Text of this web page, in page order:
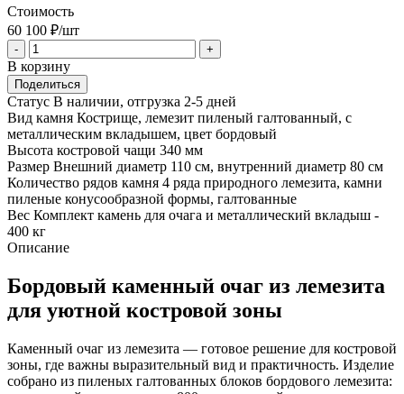
Стоимость
60 100 ₽/шт
- +
В корзину
Поделиться
Статус В наличии, отгрузка 2-5 дней
Вид камня Кострище, лемезит пиленый галтованный, с
металлическим вкладышем, цвет бордовый
Высота костровой чащи 340 мм
Размер Внешний диаметр 110 см, внутренний диаметр 80 см
Количество рядов камня 4 ряда природного лемезита, камни
пиленые конусообразной формы, галтованные
Вес Комплект камень для очага и металлический вкладыш -
400 кг
Описание
Бордовый каменный очаг из лемезита
для уютной костровой зоны
Каменный очаг из лемезита — готовое решение для костровой
зоны, где важны выразительный вид и практичность. Изделие
собрано из пиленых галтованных блоков бордового лемезита: